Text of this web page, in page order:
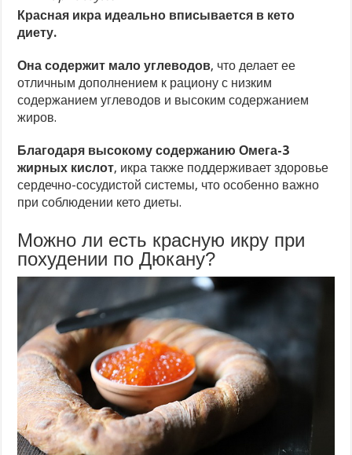
Красная икра идеально вписывается в кето
диету.
Она содержит мало углеводов, что делает ее
отличным дополнением к рациону с низким
содержанием углеводов и высоким содержанием
жиров.
Благодаря высокому содержанию Омега-3
жирных кислот, икра также поддерживает здоровье
сердечно-сосудистой системы, что особенно важно
при соблюдении кето диеты.
Можно ли есть красную икру при
похудении по Дюкану?